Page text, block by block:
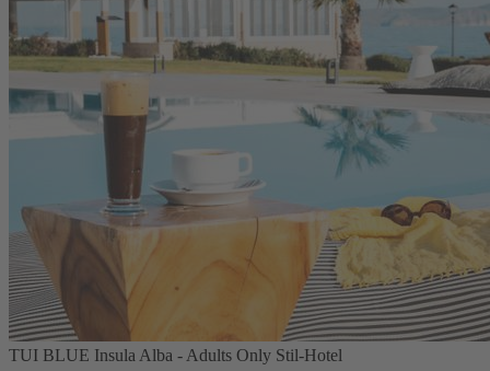
TUI BLUE Insula Alba - Adults Only Stil-Hotel